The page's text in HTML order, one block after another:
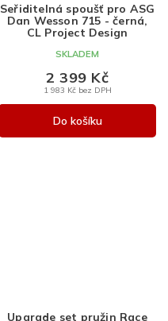
R
Seřiditelná spoušť pro ASG
Dan Wesson 715 - černá,
CL Project Design
SKLADEM
1 983 Kč bez DPH
2 399 Kč
Do košíku
Upgrade set pružin Race